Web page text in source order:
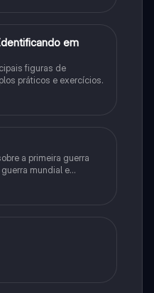
em
figuras de
práticos e exercícios.
a primeira guerra
mundial e
Mundial, fases da